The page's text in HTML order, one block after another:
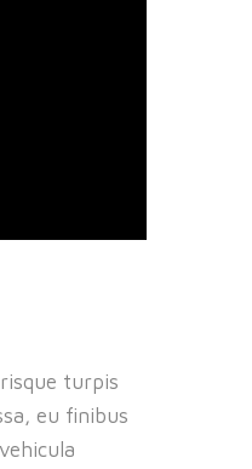
turpis
eu finibus